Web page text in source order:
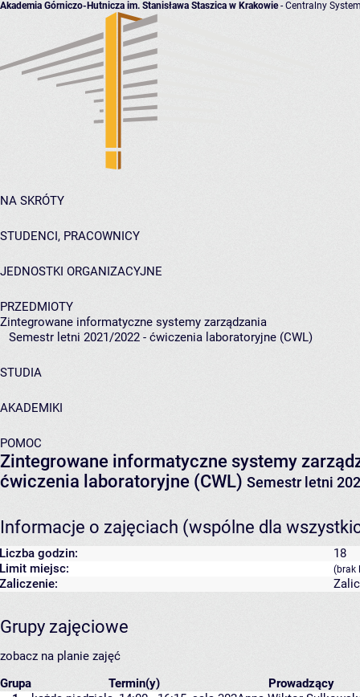
Akademia Górniczo-Hutnicza im. Stanisława Staszica w Krakowie- Centralny
NA SKRÓTY
STUDENCI, PRACOWNICY
JEDNOSTKI ORGANIZACYJNE
PRZEDMIOTY
Zintegrowane informatyczne systemy zarządzania
Semestr letni 2021/2022 - ćwiczenia laboratoryjne (CWL)
STUDIA
AKADEMIKI
POMOC
Zintegrowane informatyczne systemy
ćwiczenia laboratoryjne (CWL) Semestr letni
Informacje o zajęciach (wspólne dla
Liczba godzin:
18
Limit miejsc:
(brak
Zaliczenie:
Grupy zajęciowe
zobacz na planie zajęć
Grupa
Termin(y)
Prowadzący